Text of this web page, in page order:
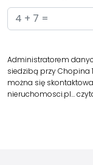
Administratorem
siedzibą przy Chopina
można się
nieruchomosci.pl…